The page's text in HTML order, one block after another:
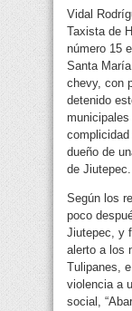
Vidal
Taxista de
número 15
Santa
chevy, con
detenido
dueño de
de Jiutepec.
Según los
poco
Jiutepec, y
alerto a los
Tulipanes,
violencia a
social,